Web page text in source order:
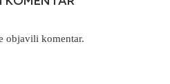
objavili komentar.